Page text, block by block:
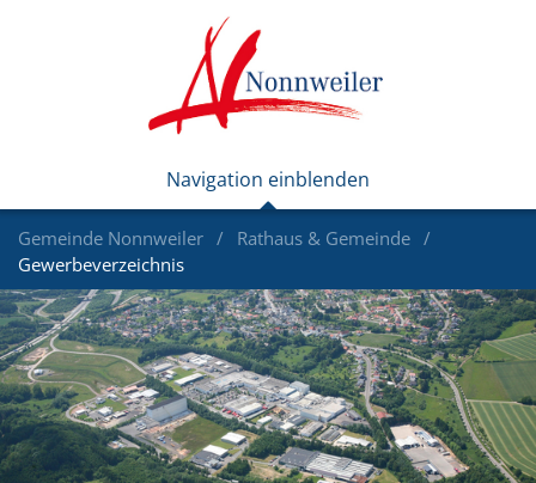
Gemeinde Nonnweiler
Rathaus & Gemeinde
Gewerbeverzeichnis